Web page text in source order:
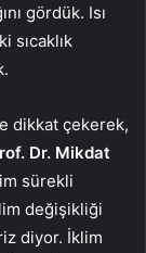
gördük. Isı
sıcaklık
dikkat çekerek,
Dr. Mikdat
sürekli
değişikliği
diyor. İklim